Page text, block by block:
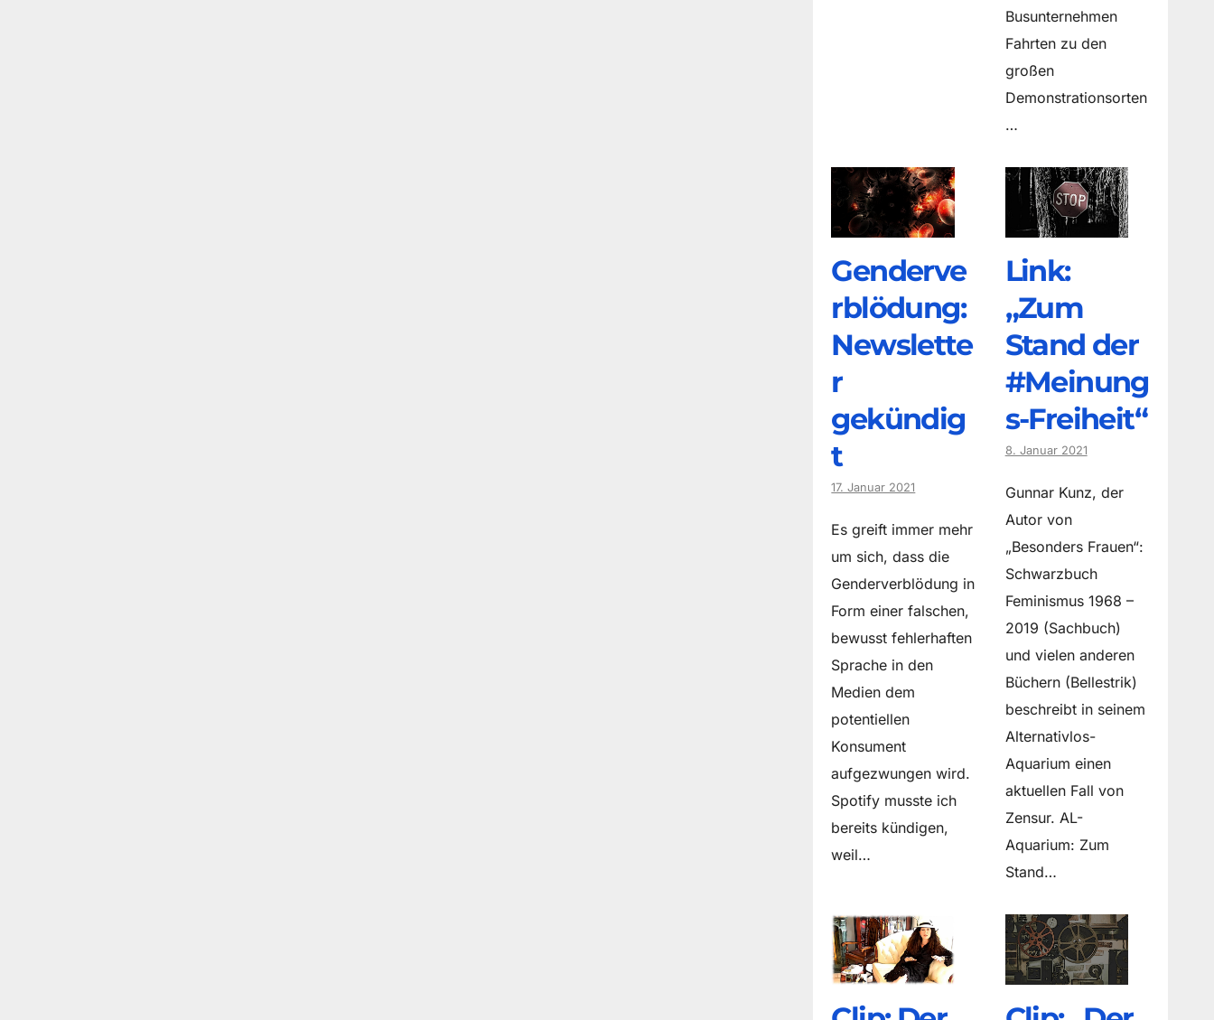
Busunternehmen
Fahrten zu den
großen
Demonstrationsorten
…
Genderve
rblödung:
Newslette
r
gekündig
t
17. Januar 2021
Es greift immer mehr
um sich, dass die
Genderverblödung in
Form einer falschen,
bewusst fehlerhaften
Sprache in den
Medien dem
potentiellen
Konsument
aufgezwungen wird.
Spotify musste ich
bereits kündigen,
weil…
Link:
„Zum
Stand der
#Meinung
s-Freiheit“
8. Januar 2021
Gunnar Kunz, der
Autor von
„Besonders Frauen“:
Schwarzbuch
Feminismus 1968 –
2019 (Sachbuch)
und vielen anderen
Büchern (Bellestrik)
beschreibt in seinem
Alternativlos-
Aquarium einen
aktuellen Fall von
Zensur. AL-
Aquarium: Zum
Stand…